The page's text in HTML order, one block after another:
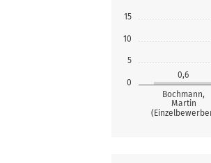
0
5
10
15
Bochmann,
Martin
0,6